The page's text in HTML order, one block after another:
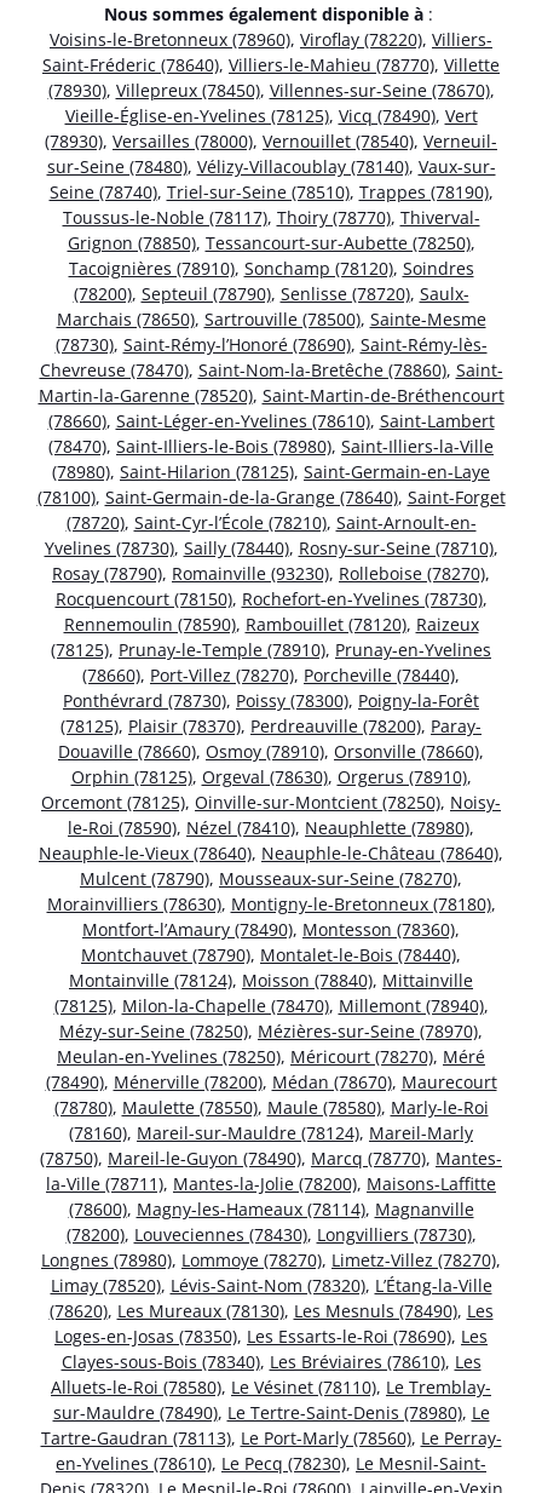
Nous sommes également disponible à :
Voisins-le-Bretonneux (78960), Viroflay (78220), Villiers-
Saint-Fréderic (78640), Villiers-le-Mahieu (78770), Villette
(78930), Villepreux (78450), Villennes-sur-Seine (78670),
Vieille-Église-en-Yvelines (78125), Vicq (78490), Vert
(78930), Versailles (78000), Vernouillet (78540), Verneuil-
sur-Seine (78480), Vélizy-Villacoublay (78140), Vaux-sur-
Seine (78740), Triel-sur-Seine (78510), Trappes (78190),
Toussus-le-Noble (78117), Thoiry (78770), Thiverval-
Grignon (78850), Tessancourt-sur-Aubette (78250),
Tacoignières (78910), Sonchamp (78120), Soindres
(78200), Septeuil (78790), Senlisse (78720), Saulx-
Marchais (78650), Sartrouville (78500), Sainte-Mesme
(78730), Saint-Rémy-l’Honoré (78690), Saint-Rémy-lès-
Chevreuse (78470), Saint-Nom-la-Bretêche (78860), Saint-
Martin-la-Garenne (78520), Saint-Martin-de-Bréthencourt
(78660), Saint-Léger-en-Yvelines (78610), Saint-Lambert
(78470), Saint-Illiers-le-Bois (78980), Saint-Illiers-la-Ville
(78980), Saint-Hilarion (78125), Saint-Germain-en-Laye
(78100), Saint-Germain-de-la-Grange (78640), Saint-Forget
(78720), Saint-Cyr-l’École (78210), Saint-Arnoult-en-
Yvelines (78730), Sailly (78440), Rosny-sur-Seine (78710),
Rosay (78790), Romainville (93230), Rolleboise (78270),
Rocquencourt (78150), Rochefort-en-Yvelines (78730),
Rennemoulin (78590), Rambouillet (78120), Raizeux
(78125), Prunay-le-Temple (78910), Prunay-en-Yvelines
(78660), Port-Villez (78270), Porcheville (78440),
Ponthévrard (78730), Poissy (78300), Poigny-la-Forêt
(78125), Plaisir (78370), Perdreauville (78200), Paray-
Douaville (78660), Osmoy (78910), Orsonville (78660),
Orphin (78125), Orgeval (78630), Orgerus (78910),
Orcemont (78125), Oinville-sur-Montcient (78250), Noisy-
le-Roi (78590), Nézel (78410), Neauphlette (78980),
Neauphle-le-Vieux (78640), Neauphle-le-Château (78640),
Mulcent (78790), Mousseaux-sur-Seine (78270),
Morainvilliers (78630), Montigny-le-Bretonneux (78180),
Montfort-l’Amaury (78490), Montesson (78360),
Montchauvet (78790), Montalet-le-Bois (78440),
Montainville (78124), Moisson (78840), Mittainville
(78125), Milon-la-Chapelle (78470), Millemont (78940),
Mézy-sur-Seine (78250), Mézières-sur-Seine (78970),
Meulan-en-Yvelines (78250), Méricourt (78270), Méré
(78490), Ménerville (78200), Médan (78670), Maurecourt
(78780), Maulette (78550), Maule (78580), Marly-le-Roi
(78160), Mareil-sur-Mauldre (78124), Mareil-Marly
(78750), Mareil-le-Guyon (78490), Marcq (78770), Mantes-
la-Ville (78711), Mantes-la-Jolie (78200), Maisons-Laffitte
(78600), Magny-les-Hameaux (78114), Magnanville
(78200), Louveciennes (78430), Longvilliers (78730),
Longnes (78980), Lommoye (78270), Limetz-Villez (78270),
Limay (78520), Lévis-Saint-Nom (78320), L’Étang-la-Ville
(78620), Les Mureaux (78130), Les Mesnuls (78490), Les
Loges-en-Josas (78350), Les Essarts-le-Roi (78690), Les
Clayes-sous-Bois (78340), Les Bréviaires (78610), Les
Alluets-le-Roi (78580), Le Vésinet (78110), Le Tremblay-
sur-Mauldre (78490), Le Tertre-Saint-Denis (78980), Le
Tartre-Gaudran (78113), Le Port-Marly (78560), Le Perray-
en-Yvelines (78610), Le Pecq (78230), Le Mesnil-Saint-